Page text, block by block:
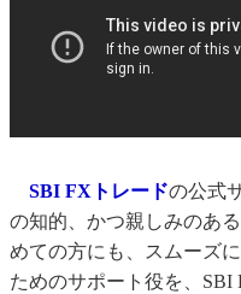
SBI FXトレードの公式
の知的、かつ親しみのあ
めての方にも、スムーズ
ためのサポート役を、SBI